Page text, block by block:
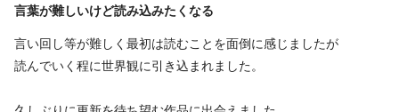
言葉が難しいけど読み込みたくなる
言い回し等が難しく最初は読むことを面倒に感じましたが
読んでいく程に世界観に引き込まれました。